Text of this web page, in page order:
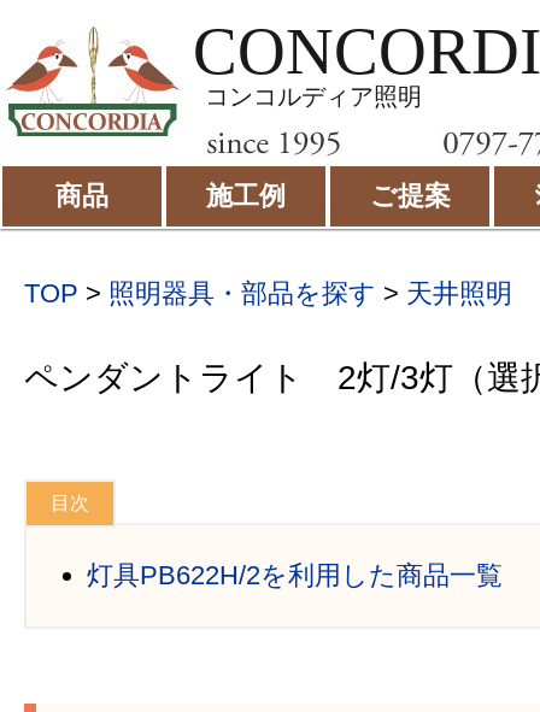
コンコルディア照明
商品 施工例 ご提案
TOP > 照明器具・部品を探す > 天井照明
ペンダントライト 2灯/3灯（選
灯具PB622H/2を利用した商品一覧